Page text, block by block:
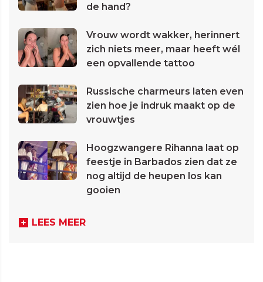
de hand?
Vrouw wordt wakker, herinnert
zich niets meer, maar heeft wél
een opvallende tattoo
Russische charmeurs laten even
zien hoe je indruk maakt op de
vrouwtjes
Hoogzwangere Rihanna laat op
feestje in Barbados zien dat ze
nog altijd de heupen los kan
gooien
LEES MEER